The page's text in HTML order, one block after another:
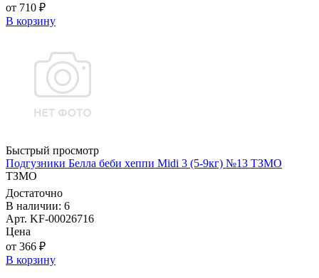
от 710 ₽
В корзину
Быстрый просмотр
Подгузники Белла беби хеппи Midi 3 (5-9кг) №13 ТЗМО
ТЗМО
Достаточно
В наличии: 6
Арт. KF-00026716
Цена
от 366 ₽
В корзину